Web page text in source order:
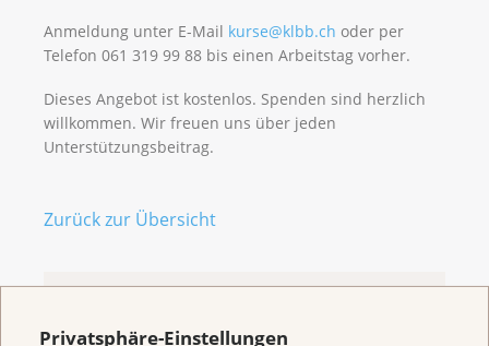
Privatsphäre-Einstellungen
Anmeldung unter E-Mail kurse@klbb.ch oder per
Telefon 061 319 99 88 bis einen Arbeitstag vorher.
Dieses Angebot ist kostenlos. Spenden sind herzlich
willkommen. Wir freuen uns über jeden
Unterstützungsbeitrag.
Zurück zur Übersicht
Welcome to the